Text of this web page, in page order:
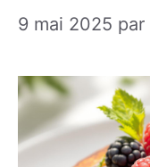
9 mai 2025 par